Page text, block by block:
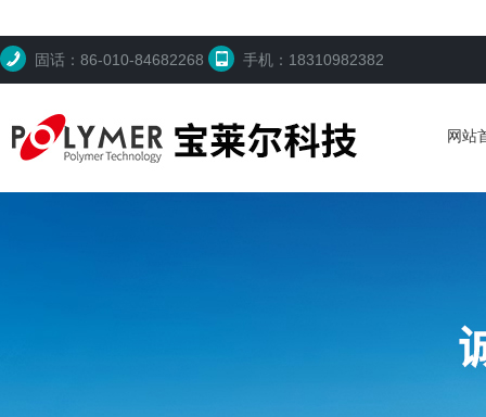
固话：86-010-84682268 手机：18310982382
网站